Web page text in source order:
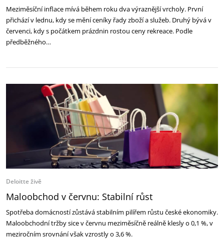
Meziměsíční inflace mívá během roku dva výraznější vrcholy. První
přichází v lednu, kdy se mění ceníky řady zboží a služeb. Druhý bývá v
červenci, kdy s počátkem prázdnin rostou ceny rekreace. Podle
předběžného…
Deloitte živě
Maloobchod v červnu: Stabilní růst
Spotřeba domácností zůstává stabilním pilířem růstu české ekonomiky.
Maloobchodní tržby sice v červnu meziměsíčně reálně klesly o 0,1 %, v
meziročním srovnání však vzrostly o 3,6 %.